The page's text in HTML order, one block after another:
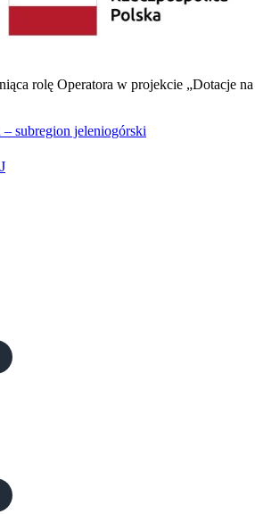
rolę Operatora w projekcie „Dotacje
subregion jeleniogórski